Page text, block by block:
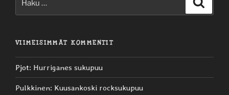
VIIMEISIMMÄT KOMMENTIT
Pjot: Hurriganes sukupuu
Pulkkinen: Kuusankoski rocksukupuu